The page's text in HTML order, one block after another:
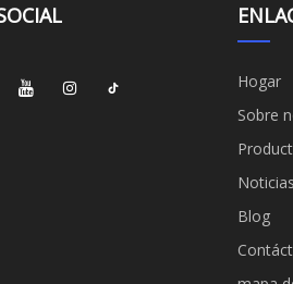
Hogar
Sobre
Noticias
Blog